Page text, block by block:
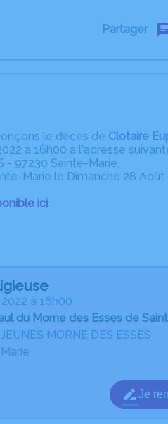
Partager
le décès de Clotaire
à 16h00 à l'adresse
- 97230 Sainte-Marie.
Marie le Dimanche 28 Août
ici.
à 16h00
du Morne des Esses de
MORNE DES ESSES
Je